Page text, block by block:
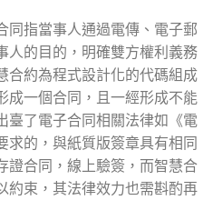
同指當事人通過電傳、電子郵
人的目的，明確雙方權利義務
合約為程式設計化的代碼組成
成一個合同，且一經形成不能
臺了電子合同相關法律如《電
求的，與紙質版簽章具有相同
證合同，線上驗簽，而智慧合
約束，其法律效力也需斟酌再